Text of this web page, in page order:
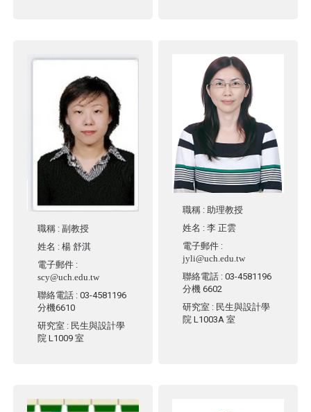
職稱 : 副教授
姓名 :楊 舒淇
電子郵件 :
scy@uch.edu.tw
聯絡電話 : 03-4581196
分機6610
研究室 : 民生與設計學
院 L1009 室
職稱 : 助理教授
姓名 :李 正雲
電子郵件 :
jyli@uch.edu.tw
聯絡電話 : 03-4581196
分機 6602
研究室 : 民生與設計學
院 L1003A 室